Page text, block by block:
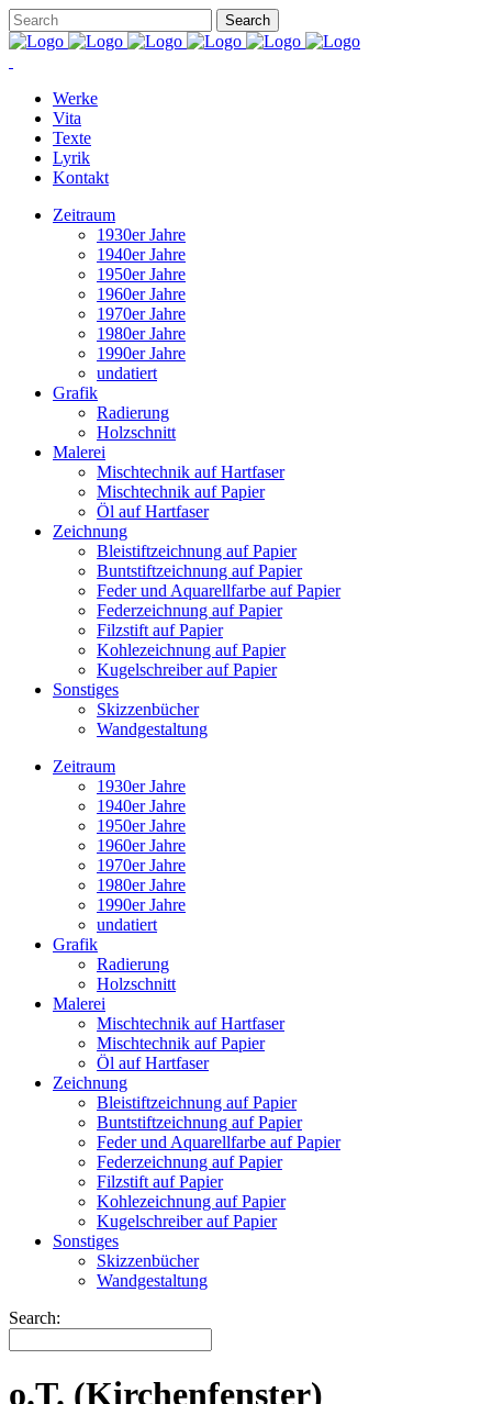
Werke
Vita
Texte
Lyrik
Kontakt
Zeitraum
1930er Jahre
1940er Jahre
1950er Jahre
1960er Jahre
1970er Jahre
1980er Jahre
1990er Jahre
undatiert
Grafik
Radierung
Holzschnitt
Malerei
Mischtechnik auf Hartfaser
Mischtechnik auf Papier
Öl auf Hartfaser
Zeichnung
Bleistiftzeichnung auf Papier
Buntstiftzeichnung auf Papier
Feder und Aquarellfarbe auf Papier
Federzeichnung auf Papier
Filzstift auf Papier
Kohlezeichnung auf Papier
Kugelschreiber auf Papier
Sonstiges
Skizzenbücher
Wandgestaltung
Zeitraum
1930er Jahre
1940er Jahre
1950er Jahre
1960er Jahre
1970er Jahre
1980er Jahre
1990er Jahre
undatiert
Grafik
Radierung
Holzschnitt
Malerei
Mischtechnik auf Hartfaser
Mischtechnik auf Papier
Öl auf Hartfaser
Zeichnung
Bleistiftzeichnung auf Papier
Buntstiftzeichnung auf Papier
Feder und Aquarellfarbe auf Papier
Federzeichnung auf Papier
Filzstift auf Papier
Kohlezeichnung auf Papier
Kugelschreiber auf Papier
Sonstiges
Skizzenbücher
Wandgestaltung
Search:
o.T. (Kirchenfenster)